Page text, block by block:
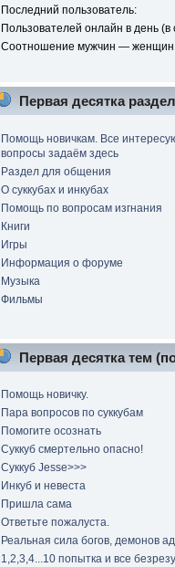
Последний пользователь:
Пользователей онлайн в день (в
Соотношение мужчин —
Первая десятка
Помощь новичкам. Все
вопросы задаём здесь
Раздел для общения
О суккубах и инкубах
Помощь по вопросам изгнания
Книги
Игры
Информация о форуме
Музыка
Фильмы
Первая десятка тем
Помощь новичку.
Пара вопросов по суккубам
Помогите осознать
Суккуб смертельно опасно!
Суккуб Jesse>>>
Инкуб и невеста
Пришла сама
Ответьте пожалуста.
Реальная сила богов, демонов
1,2,3,4...10 попытка и все